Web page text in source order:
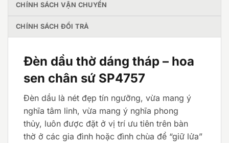
CHÍNH SÁCH VẬN CHUYỂN
CHÍNH SÁCH ĐỔI TRẢ
Đèn dầu thờ dáng tháp – hoa
sen chân sứ SP4757
Đèn dầu là nét đẹp tín ngưỡng, vừa mang ý
nghĩa tâm linh, vừa mang ý nghĩa phong
thủy, luôn được đặt ở vị trí ưu tiên trên bàn
thờ ở các gia đình hoặc đình chùa để “giữ lửa”